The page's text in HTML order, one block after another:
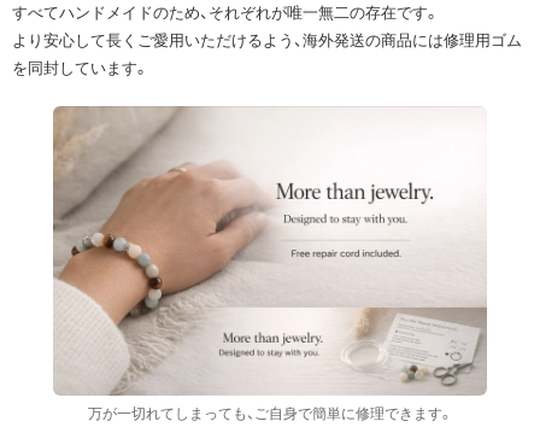
すべてハンドメイドのため、それぞれが唯一無二の存在です。
より安心して長くご愛用いただけるよう、海外発送の商品には修理用ゴム
を同封しています。
万が一切れてしまっても、ご自身で簡単に修理できます。